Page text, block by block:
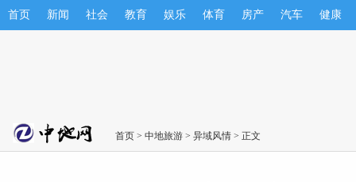
首页 新闻 社会 教育 娱乐 体育 房产 汽车 健康
首页 > 中地旅游 > 异域风情 > 正文